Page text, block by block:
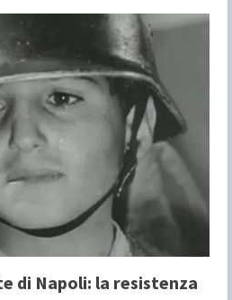
di Napoli: la resistenza